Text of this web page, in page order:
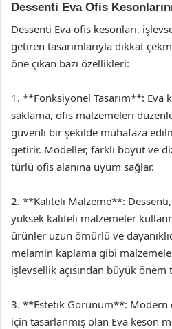
Dessenti Eva Ofis
Dessenti Eva ofis kesonları,
getiren tasarımlarıyla dikkat
öne çıkan bazı özellikleri:
1. **Fonksiyonel Tasarım**: Eva
saklama, ofis malzemeleri
güvenli bir şekilde muhafaza
getirir. Modeller, farklı boyut ve
türlü ofis alanına uyum sağlar.
2. **Kaliteli Malzeme**: Dessenti,
yüksek kaliteli malzemeler
ürünler uzun ömürlü ve
melamin kaplama gibi
işlevsellik açısından büyük önem
3. **Estetik Görünüm**: Modern
için tasarlanmış olan Eva keson